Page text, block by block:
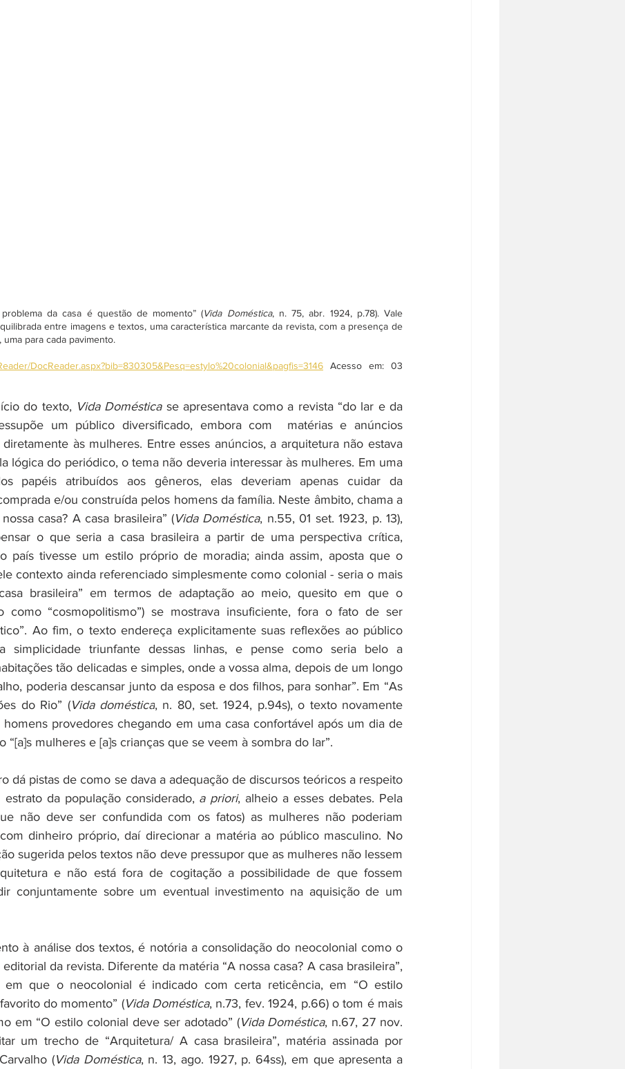
da casa é questão de momento” (Vida Doméstica, n. 75, abr. 1924, p.78). Vale
entre imagens e textos, uma característica marcante da revista, com a presença de
para cada pavimento.
DocReader.aspx?bib=830305&Pesq=estylo%20colonial&pagfis=3146 Acesso em: 03
do texto, Vida Doméstica se apresentava como a revista “do lar e da
um público diversificado, embora com  matérias e anúncios
às mulheres. Entre esses anúncios, a arquitetura não estava
lógica do periódico, o tema não deveria interessar às mulheres. Em uma
papéis atribuídos aos gêneros, elas deveriam apenas cuidar da
e/ou construída pelos homens da família. Neste âmbito, chama a
casa? A casa brasileira” (Vida Doméstica, n.55, 01 set. 1923, p. 13),
o que seria a casa brasileira a partir de uma perspectiva crítica,
país tivesse um estilo próprio de moradia; ainda assim, aposta que o
contexto ainda referenciado simplesmente como colonial - seria o mais
brasileira” em termos de adaptação ao meio, quesito em que o
como “cosmopolitismo”) se mostrava insuficiente, fora o fato de ser
Ao fim, o texto endereça explicitamente suas reflexões ao público
simplicidade triunfante dessas linhas, e pense como seria belo a
tão delicadas e simples, onde a vossa alma, depois de um longo
poderia descansar junto da esposa e dos filhos, para sonhar”. Em “As
do Rio” (Vida doméstica, n. 80, set. 1924, p.94s), o texto novamente
provedores chegando em uma casa confortável após um dia de
“[a]s mulheres e [a]s crianças que se veem à sombra do lar”.
dá pistas de como se dava a adequação de discursos teóricos a respeito
da população considerado, a priori, alheio a esses debates. Pela
não deve ser confundida com os fatos) as mulheres não poderiam
dinheiro próprio, daí direcionar a matéria ao público masculino. No
sugerida pelos textos não deve pressupor que as mulheres não lessem
e não está fora de cogitação a possibilidade de que fossem
conjuntamente sobre um eventual investimento na aquisição de um
à análise dos textos, é notória a consolidação do neocolonial como o
da revista. Diferente da matéria “A nossa casa? A casa brasileira”,
em que o neocolonial é indicado com certa reticência, em “O estilo
do momento” (Vida Doméstica, n.73, fev. 1924, p.66) o tom é mais
em “O estilo colonial deve ser adotado” (Vida Doméstica, n.67, 27 nov.
um trecho de “Arquitetura/ A casa brasileira”, matéria assinada por
(Vida Doméstica, n. 13, ago. 1927, p. 64ss), em que apresenta a